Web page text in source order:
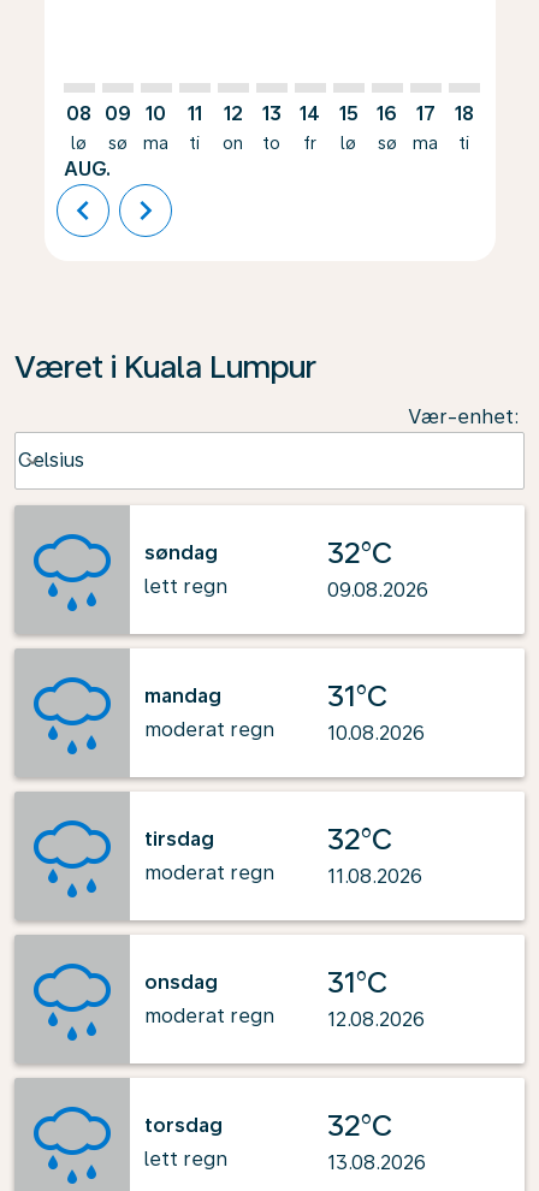
08
lø
AUG.
09
sø
10
ma
11
ti
12
on
13
to
14
fr
15
lø
16
sø
17
ma
18
ti
chevron_left chevron_right
Været i Kuala Lumpur
Vær-enhet:
Celsius
keyboard_arrow_down
søndag
lett regn
32°C
09.08.2026
mandag
moderat regn
31°C
10.08.2026
tirsdag
moderat regn
32°C
11.08.2026
onsdag
moderat regn
31°C
12.08.2026
torsdag
lett regn
32°C
13.08.2026